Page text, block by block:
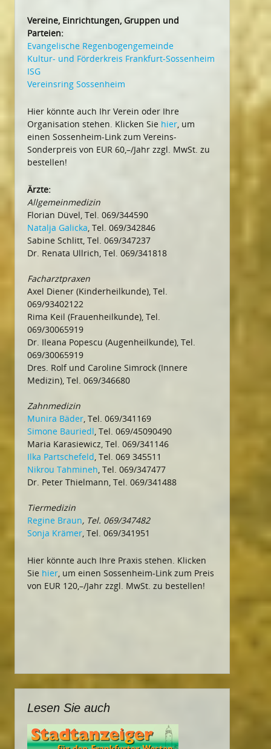
Vereine, Einrichtungen, Gruppen und
Parteien:
Evangelische Regenbogengemeinde
Kultur- und Förderkreis Frankfurt-Sossenheim
ISG
Vereinsring Sossenheim
Hier könnte auch Ihr Verein oder Ihre
Organisation stehen. Klicken Sie hier, um
einen Sossenheim-Link zum Vereins-
Sonderpreis von EUR 60,–/Jahr zzgl. MwSt. zu
bestellen!
Ärzte:
Allgemeinmedizin
Florian Düvel, Tel. 069/344590
Natalja Galicka, Tel. 069/342846
Sabine Schlitt, Tel. 069/347237
Dr. Renata Ullrich, Tel. 069/341818
Facharztpraxen
Axel Diener (Kinderheilkunde), Tel.
069/93402122
Rima Keil (Frauenheilkunde), Tel.
069/30065919
Dr. Ileana Popescu (Augenheilkunde), Tel.
069/30065919
Dres. Rolf und Caroline Simrock (Innere
Medizin), Tel. 069/346680
Zahnmedizin
Munira Bäder, Tel. 069/341169
Simone Bauriedl, Tel. 069/45090490
Maria Karasiewicz, Tel. 069/341146
Ilka Partschefeld, Tel. 069 345511
Nikrou Tahmineh, Tel. 069/347477
Dr. Peter Thielmann, Tel. 069/341488
Tiermedizin
Regine Braun, Tel. 069/347482
Sonja Krämer, Tel. 069/341951
Hier könnte auch Ihre Praxis stehen. Klicken
Sie hier, um einen Sossenheim-Link zum Preis
von EUR 120,–/Jahr zzgl. MwSt. zu bestellen!
Lesen Sie auch